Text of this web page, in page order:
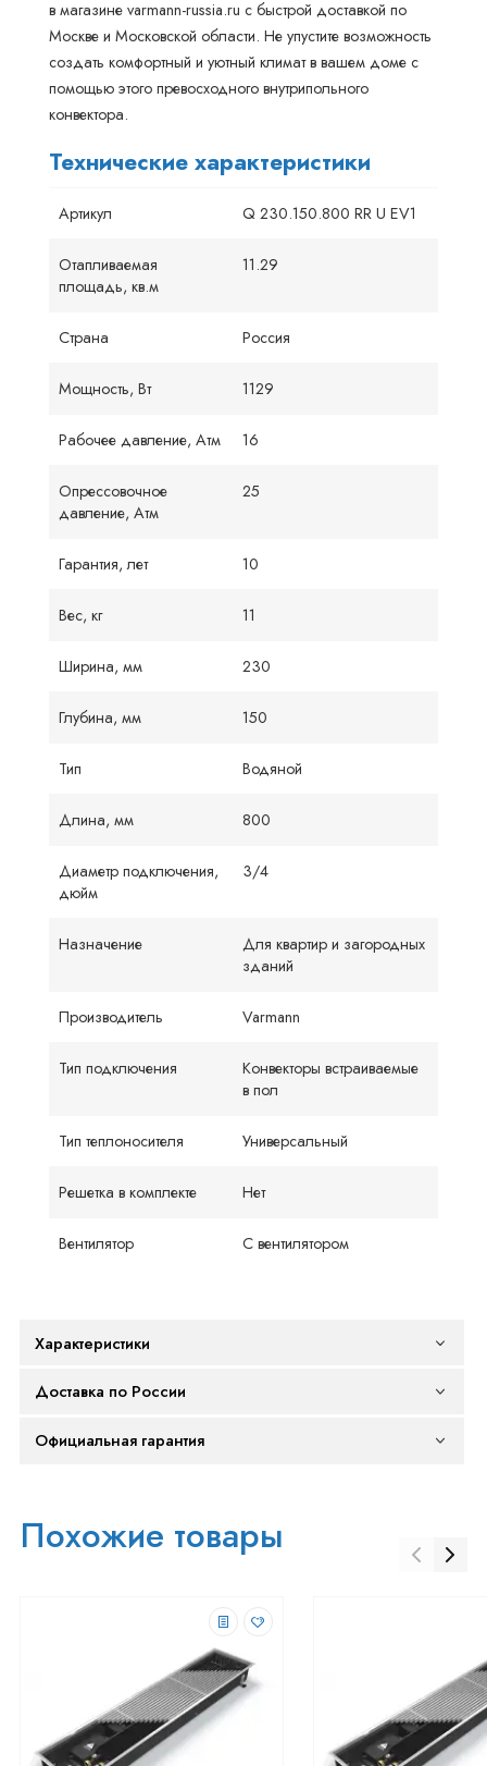
в магазине varmann-russia.ru с быстрой доставкой по
Москве и Московской области. Не упустите возможность
создать комфортный и уютный климат в вашем доме с
помощью этого превосходного внутрипольного
конвектора.
Технические характеристики
Артикул Q 230.150.800 RR U EV1
Отапливаемая
площадь, кв.м
11.29
Страна Россия
Мощность, Вт 1129
Рабочее давление, Атм 16
Опрессовочное
давление, Атм
25
Гарантия, лет 10
Вес, кг 11
Ширина, мм 230
Глубина, мм 150
Тип Водяной
Длина, мм 800
Диаметр подключения,
дюйм
3/4
Назначение
Для квартир и загородных
зданий
Производитель Varmann
Тип подключения
Конвекторы встраиваемые
в пол
Тип теплоносителя Универсальный
Решетка в комплекте Нет
Вентилятор С вентилятором
Характеристики
Доставка по России
Официальная гарантия
Похожие товары